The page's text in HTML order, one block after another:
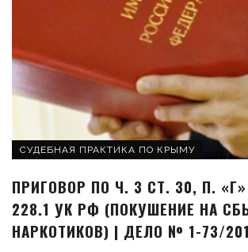
СУДЕБНАЯ ПРАКТИКА ПО КРЫМУ
ПРИГОВОР ПО Ч. 3 СТ. 30, П.
228.1 УК РФ (ПОКУШЕНИЕ НА
НАРКОТИКОВ) | ДЕЛО № 1-73/